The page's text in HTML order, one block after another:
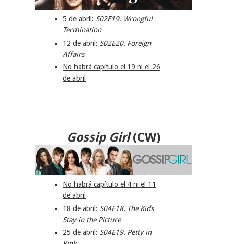
5 de abril: S02E19. Wrongful
Termination
12 de abril: S02E20. Foreign
Affairs
No habrá capítulo el 19 ni el 26
de abril
Gossip Girl(CW)
No habrá capítulo el 4 ni el 11
de abril
18 de abril: S04E18. The Kids
Stay in the Picture
25 de abril: S04E19. Petty in